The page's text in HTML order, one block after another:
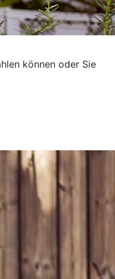
können oder Sie